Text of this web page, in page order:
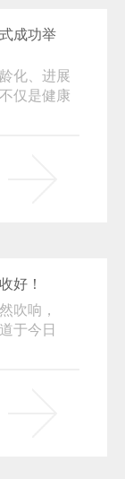
成功举
化、进展
仅是健康
好！
吹响，
于今日